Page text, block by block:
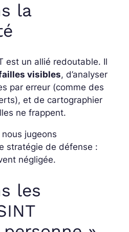
la
est un allié redoutable. Il
visibles, d’analyser
par erreur (comme des
et de cartographier
ne frappent.
nous jugeons
stratégie de défense :
négligée.
les